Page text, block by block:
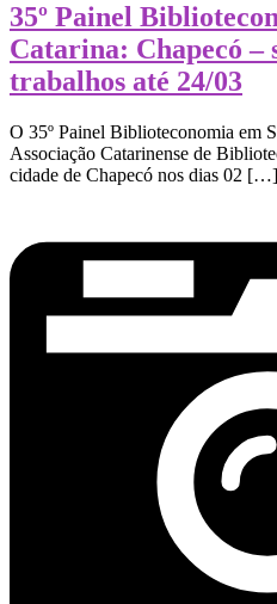
35º Painel
Catarina: Chapecó –
trabalhos até 24/03
O 35º Painel Biblioteconomia em
Associação Catarinense de
cidade de Chapecó nos dias 02 […]